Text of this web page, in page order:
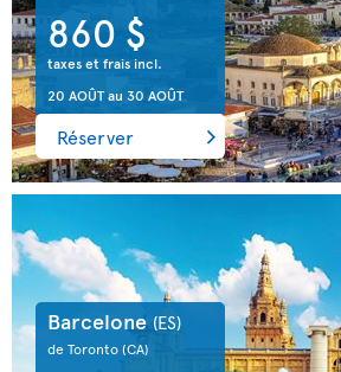
860 $
taxes et frais incl.
20 AOÛTau 30 AOÛT
Réserver
Barcelone (ES)
de Toronto(CA)